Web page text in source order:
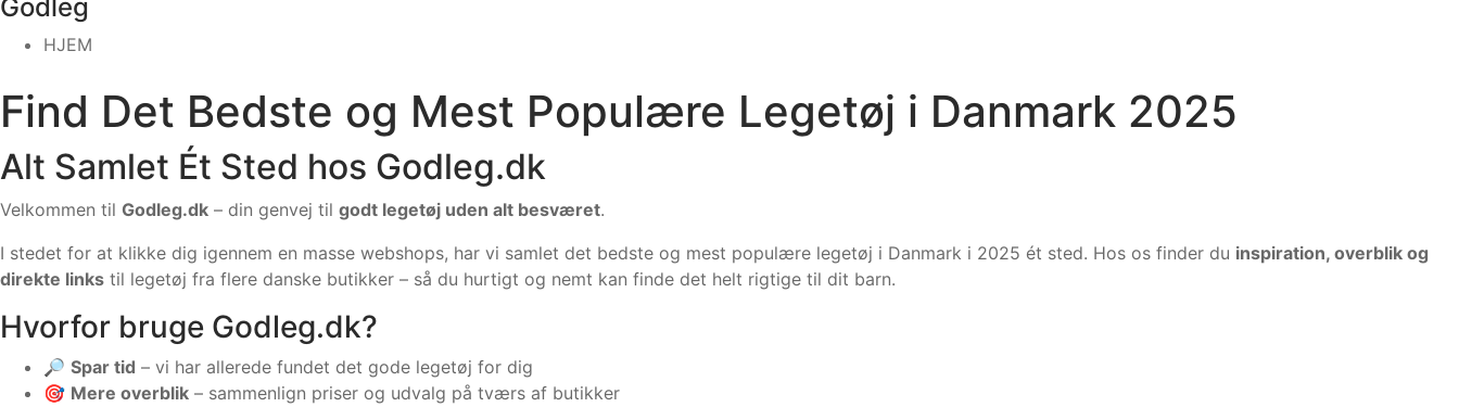
Godleg
HJEM
Find Det Bedste og Mest Populære Legetøj i Danmark 2025
Alt Samlet Ét Sted hos Godleg.dk
Velkommen til Godleg.dk – din genvej til godt legetøj uden alt besværet.
I stedet for at klikke dig igennem en masse webshops, har vi samlet det bedste og mest populære legetøj i Danmark i 2025 ét sted. Hos os finder du inspiration, overblik og
direkte links til legetøj fra flere danske butikker – så du hurtigt og nemt kan finde det helt rigtige til dit barn.
Hvorfor bruge Godleg.dk?
🔎 Spar tid – vi har allerede fundet det gode legetøj for dig
🎯 Mere overblik – sammenlign priser og udvalg på tværs af butikker